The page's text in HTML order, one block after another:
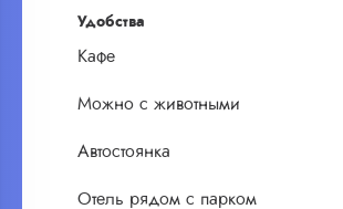
Удобства
Кафе
Можно с животными
Автостоянка
Отель рядом с парком